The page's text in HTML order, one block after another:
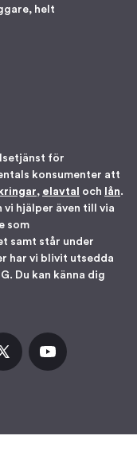
helt
för
konsumenter att
, elavtal och lån.
hjälper även till via
som
samt står under
har vi blivit utsedda
Du kan känna dig